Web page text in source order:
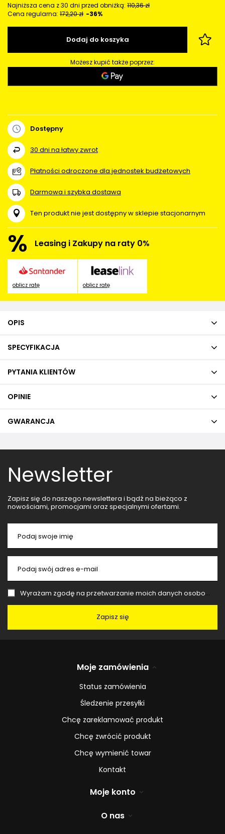
Najniższa cena z 30 dni przed obniżką: 110,36 zł
Cena regularna: 172,20 zł -36%
Dodaj do koszyka
Możesz kupić także poprzez:
Dostępny
30 dni na łatwy zwrot
Płatności odroczone dla jednostek budżetowych
Darmowa i szybka dostawa
Ten produkt nie jest dostępny w sklepie stacjonarnym
% Leasing i Zakupy na raty 0%
oblicz ratę oblicz ratę
OPIS
SPECYFIKACJA
PYTANIA KLIENTÓW
OPINIE
GWARANCJA
Newsletter
Zapisz się do naszego newslettera i bądź na bieżąco z
nowościami, promocjami oraz specjalnymi ofertami.
Podaj swoje imię
Podaj swój adres e-mail
Wyrażam zgodę na przetwarzanie moich danych osobowych (adres e-mail) na potrzeby wysyłki newslettera z informacją handlową (marketing). Więcej w
Zapisz się
Moje zamówienia
Status zamówienia
Śledzenie przesyłki
Chcę zareklamować produkt
Chcę zwrócić produkt
Chcę wymienić towar
Kontakt
Moje konto
O nas